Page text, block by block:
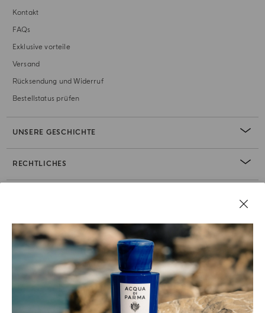
Kontakt
FAQs
Exklusive vorteile
Versand
Rücksendung und Widerruf
Bestellstatus prüfen
UNSERE GESCHICHTE
RECHTLICHES